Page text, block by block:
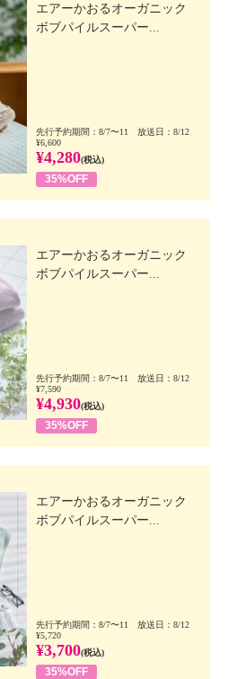
エアーかおるオーガニック
ボブパイルスーパー...
先行予約期間：8/7〜11 放送日：8/12
¥6,600
¥4,280(税込)
35%OFF
エアーかおるオーガニック
ボブパイルスーパー...
先行予約期間：8/7〜11 放送日：8/12
¥7,590
¥4,930(税込)
35%OFF
エアーかおるオーガニック
ボブパイルスーパー...
先行予約期間：8/7〜11 放送日：8/12
¥5,720
¥3,700(税込)
35%OFF